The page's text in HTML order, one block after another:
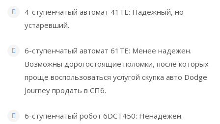
4-ступенчатый автомат 41TE: Надежный, но
устаревший.
6-ступенчатый автомат 61TE: Менее надежен.
Возможны дорогостоящие поломки, после которых
проще воспользоваться услугой скупка авто Dodge
Journey продать в СПб.
6-ступенчатый робот 6DCT450: Ненадежен.